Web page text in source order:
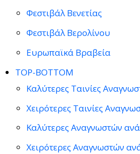
Φεστιβάλ Βενετίας
Φεστιβάλ Βερολίνου
Ευρωπαϊκά Βραβεία
TOP-BOTTOM
Καλύτερες Ταινίες
Χειρότερες Ταινίες
Καλύτερες Αναγνωστών ανά
Χειρότερες Αναγνωστών